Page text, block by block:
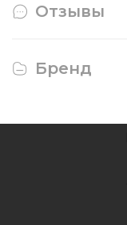
Отзывы
Бренд